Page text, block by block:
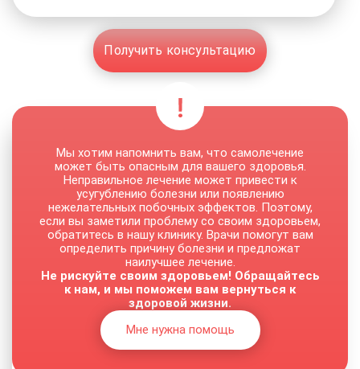
Получить консультацию
Мы хотим напомнить вам, что самолечение
может быть опасным для вашего здоровья.
Неправильное лечение может привести к
усугублению болезни или появлению
нежелательных побочных эффектов. Поэтому,
если вы заметили проблему со своим здоровьем,
обратитесь в нашу клинику. Врачи помогут вам
определить причину болезни и предложат
наилучшее лечение.
Не рискуйте своим здоровьем! Обращайтесь
к нам, и мы поможем вам вернуться к
здоровой жизни.
Мне нужна помощь